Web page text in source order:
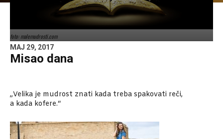
foto: malemudrosti.com
MAJ 29, 2017
Misao dana
„Velika je mudrost znati kada treba spakovati reči,
a kada kofere.“